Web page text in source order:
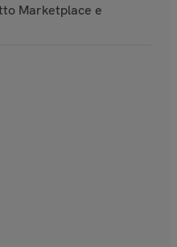
Marketplace e